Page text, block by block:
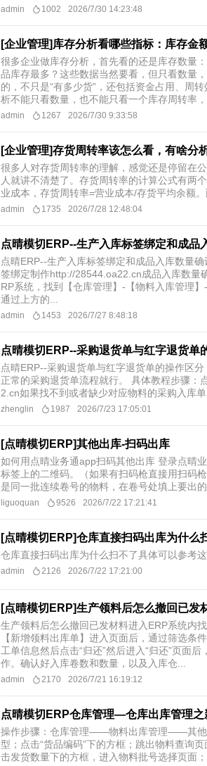
admin 1002 2026/7/30 14:23:48
[企业管理]库存分析看哪些指标：库存金
很多企业做库存分析，首先看的还是库存数量
品库存最多？这些数据当然要看，但只看数量
的，不只是“有多少货”，还包括资金占用、周
析不能只看数量，也不能只看一个库存周转率，
admin 1267 2026/7/30 9:33:58
[企业管理]存货周转率该怎么看，有啥分
很多人对存货周转率的理解，感觉还是停留在
人就讲不清楚了。存货周转率的计算公式有两
业成本，存货周转率=营业成本/存货平均余额
admin 1735 2026/7/28 12:48:04
点晴模切ERP--生产入库标签绑定和成品
点晴ERP--生产入库标签绑定和成品入库数量
签绑定制作http://28544.oa22.cn成品入库数量
RP系统，找到【仓库管理】-【物料入库管理
通过上方的...
admin 1453 2026/7/27 8:48:18
点晴模切ERP--采购退货单与红字退货单
点晴ERP--采购退货单与红字退货单的操作区
正常的采购退货单流程就行。 具体教程步骤
2.cn如果找不到或者缺少对应物料的采购入库
zhenglin 1987 2026/7/23 17:05:01
[点晴模切ERP]其他出库-扫码出库
如何用点晴业务通app扫码其他出库 登录点晴
标签上的二维码。（如果有扫码枪直接用扫码
是同一批连续卷号的物料，在卷号处填上要出
liguoquan 9526 2026/7/22 17:21:41
[点晴模切ERP]仓库直接扫码出库为什么
仓库直接扫码出库为什么扫不了具体可以参考
admin 2126 2026/7/22 17:21:00
[点晴模切ERP]生产领料后怎么撤回已发
生产领料后怎么撤回已发材料进入ERP系统内
【新增领料出库单】进入页面后，通过筛选条
工单信息然后点击“归还”然后进入“归还”页面
作。确认好入库卷数和数量，以及入库仓...
admin 2170 2026/7/21 16:19:12
点晴模切ERP仓库管理—仓库出库管理之
操作步骤：仓库管理——物料出库管理——其他
型；点击“货品编码”下的方框；跳出物料查询
击发货数量下的方框，进入物料批号选择页面